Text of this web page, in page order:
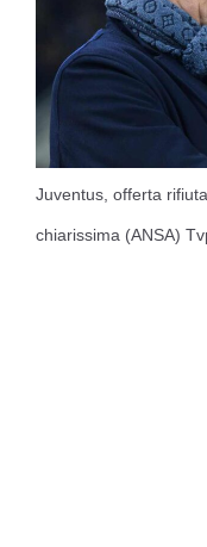
Juventus, offerta
chiarissima (ANSA)